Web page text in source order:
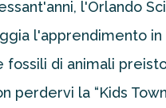
l'Orlando
l'apprendimento
di animali
la “Kids